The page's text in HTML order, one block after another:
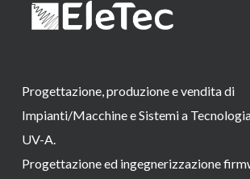
Progettazione, produzione e vendita di
Impianti/Macchine e Sistemi a
UV-A.
Progettazione ed ingegnerizzazione